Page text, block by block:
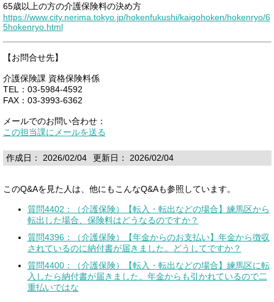
65歳以上の方の介護保険料の決め方
https://www.city.nerima.tokyo.jp/hokenfukushi/kaigohoken/hokenryo/6
5hokenryo.html
【お問合せ先】
介護保険課 資格保険料係
TEL：03-5984-4592
FAX：03-3993-6362
メールでのお問い合わせ：
この担当課にメールを送る
作成日： 2026/02/04 更新日： 2026/02/04
このQ&Aを見た人は、他にもこんなQ&Aも参照しています。
質問4402：（介護保険）【転入・転出などの場合】練馬区から
転出した場合、保険料はどうなるのですか？
質問4396：（介護保険）【年金からのお支払い】年金から徴収
されているのに納付書が届きました。どうしてですか？
質問4400：（介護保険）【転入・転出などの場合】練馬区に転
入したら納付書が届きました。年金からも引かれているので二
重払いではな